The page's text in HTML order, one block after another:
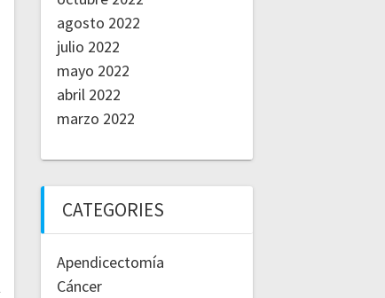
agosto 2022
julio 2022
mayo 2022
abril 2022
marzo 2022
CATEGORIES
Apendicectomía
Cáncer